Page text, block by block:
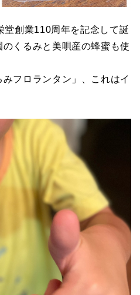
堂創業110周年を記念して誕
くるみと美唄産の蜂蜜も使
フロランタン」、これはイ